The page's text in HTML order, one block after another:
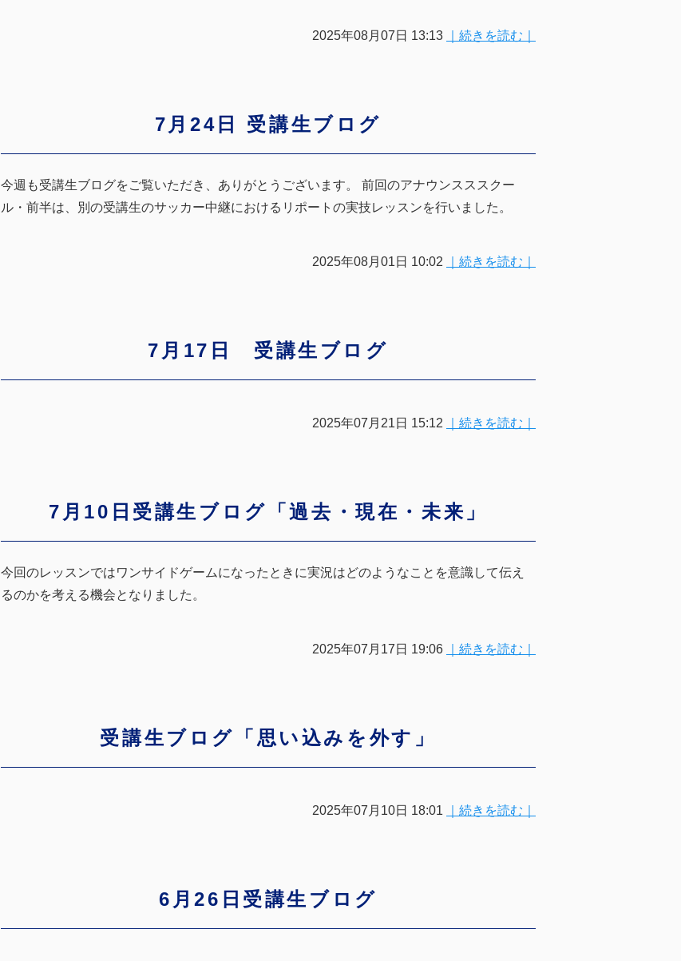
2025年08月07日 13:13 ｜続きを読む｜
7月24日 受講生ブログ
今週も受講生ブログをご覧いただき、ありがとうございます。 前回のアナウンスススクー
ル・前半は、別の受講生のサッカー中継におけるリポートの実技レッスンを行いました。
2025年08月01日 10:02 ｜続きを読む｜
7月17日 受講生ブログ
2025年07月21日 15:12 ｜続きを読む｜
7月10日受講生ブログ「過去・現在・未来」
今回のレッスンではワンサイドゲームになったときに実況はどのようなことを意識して伝え
るのかを考える機会となりました。
2025年07月17日 19:06 ｜続きを読む｜
受講生ブログ「思い込みを外す」
2025年07月10日 18:01 ｜続きを読む｜
6月26日受講生ブログ